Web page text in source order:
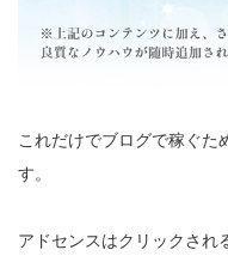
これだけでブログで稼ぐた
す。
アドセンスはクリックされ